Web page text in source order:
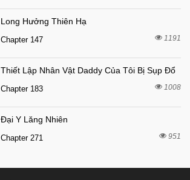
Long Hưởng Thiên Hạ
Chapter 147 1191
Thiết Lập Nhân Vật Daddy Của Tôi Bị Sụp Đổ
Chapter 183 1008
Đại Y Lăng Nhiên
Chapter 271 951